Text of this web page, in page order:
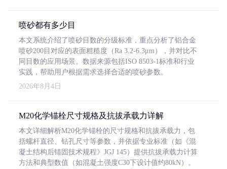
喷砂都有多少目
本文系统介绍了喷砂目数的分级标准，重点分析了铝合金
喷砂200目对应的表面粗糙度（Ra 3.2-6.3μm），并对比不
同目数的应用场景。数据来源包括ISO 8503-1标准和行业
实践，帮助用户根据需求选择合适的喷砂参数。
2026年8月4日
M20化学锚栓尺寸规格及抗拔承载力详解
本文详细解析M20化学锚栓的尺寸规格和抗拔承载力，包
括螺杆直径、钻孔尺寸等参数，并依据专业标准（如《混
凝土结构后锚固技术规程》JGJ 145）提供抗拔承载力计算
方法和典型数值（如混凝土强度C30下设计值约80kN）。